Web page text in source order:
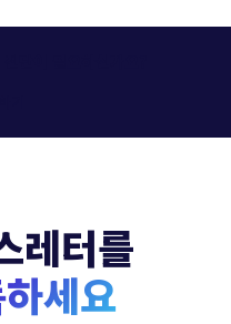
레터를
세요